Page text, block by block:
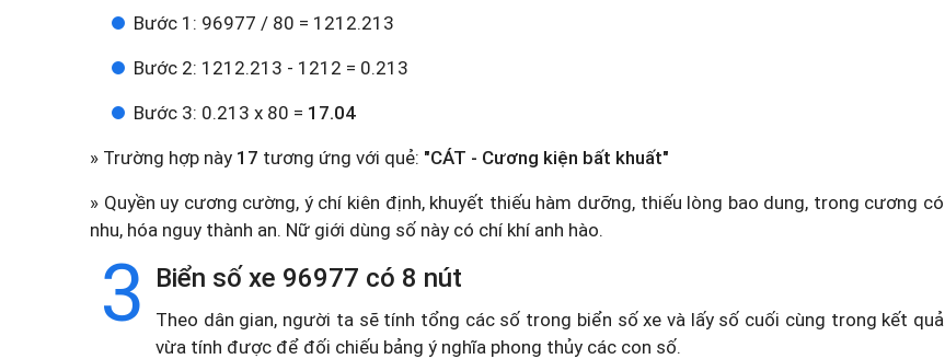
Bước 1: 96977 / 80 = 1212.213
Bước 2: 1212.213 - 1212 = 0.213
Bước 3: 0.213 x 80 = 17.04
» Trường hợp này 17 tương ứng với quẻ: "CÁT - Cương kiện bất khuất"
» Quyền uy cương cường, ý chí kiên định, khuyết thiếu hàm dưỡng, thiếu lòng bao dung, trong cương có
nhu, hóa nguy thành an. Nữ giới dùng số này có chí khí anh hào.
3 Biển số xe 96977 có 8 nút
Theo dân gian, người ta sẽ tính tổng các số trong biển số xe và lấy số cuối cùng trong kết quả
vừa tính được để đối chiếu bảng ý nghĩa phong thủy các con số.